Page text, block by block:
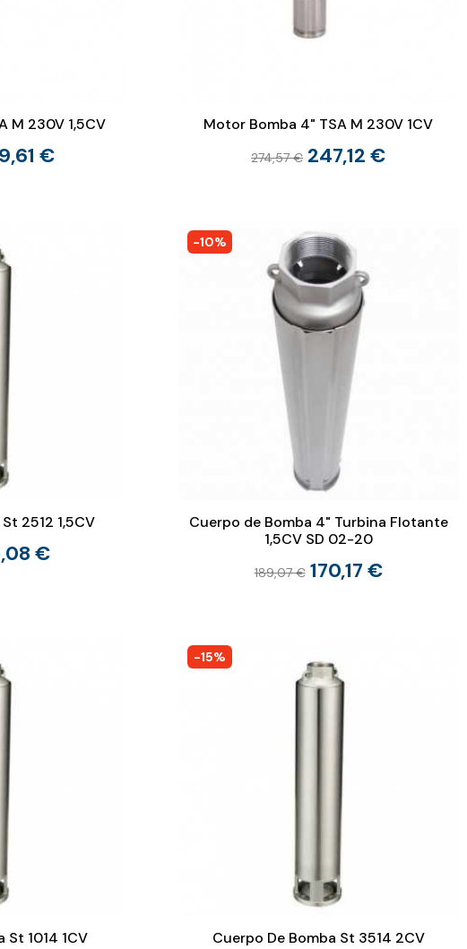
M 230V 1,5CV
€
Motor Bomba 4" TSA M 230V 1CV
274,57 € 247,12 €
2512 1,5CV
€
-10%
Cuerpo de Bomba 4" Turbina Flotante
1,5CV SD 02-20
189,07 € 170,17 €
St 1014 1CV
-15%
Cuerpo De Bomba St 3514 2CV